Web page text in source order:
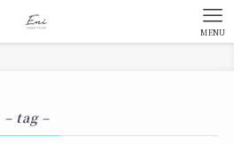
MENU
– tag –